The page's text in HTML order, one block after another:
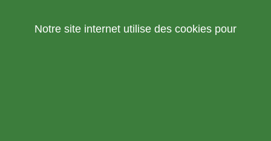
Notre site internet utilise des cookies pour